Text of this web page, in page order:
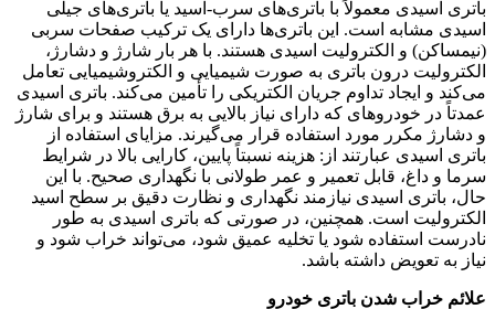
باتری اسیدی معمولاً با باتری‌های سرب-اسید یا باتری‌های جیلی
اسیدی مشابه است. این باتری‌ها دارای یک ترکیب صفحات سربی
(نیمساکن) و الکترولیت اسیدی هستند. با هر بار شارژ و دشارژ،
الکترولیت درون باتری به صورت شیمیایی و الکتروشیمیایی تعامل
می‌کند و ایجاد تداوم جریان الکتریکی را تأمین می‌کند. باتری اسیدی
عمدتاً در خودروهای که دارای نیاز بالایی به برق هستند و برای شارژ
و دشارژ مکرر مورد استفاده قرار می‌گیرند. مزایای استفاده از
باتری اسیدی عبارتند از: هزینه نسبتاً پایین، کارایی بالا در شرایط
سرما و داغ، قابل تعمیر و عمر طولانی با نگهداری صحیح. با این
حال، باتری اسیدی نیازمند نگهداری و نظارت دقیق بر سطح اسید
الکترولیت است. همچنین، در صورتی که باتری اسیدی به طور
نادرست استفاده شود یا تخلیه عمیق شود، می‌تواند خراب شود و
نیاز به تعویض داشته باشد.
علائم خراب شدن باتری خودرو